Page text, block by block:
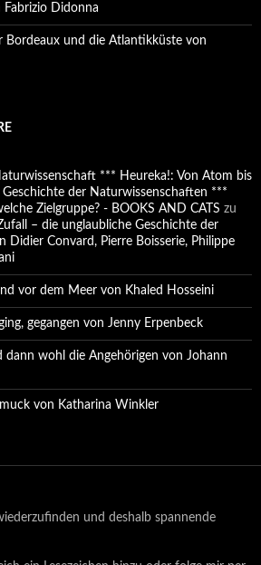
Fabrizio Didonna
Bordeaux und die Atlantikküste von
*** Heureka!: Von Atom bis
der Naturwissenschaften ***
Zielgruppe? - BOOKS AND CATS zu
– die unglaubliche Geschichte der
Didier Convard, Pierre Boisserie, Philippe
vor dem Meer von Khaled Hosseini
gegangen von Jenny Erpenbeck
dann wohl die Angehörigen von Johann
von Katharina Winkler
und deshalb spannende